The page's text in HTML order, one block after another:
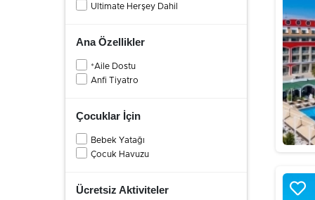
Ultimate Herşey Dahil
Ana Özellikler
*Aile Dostu
Anfi Tiyatro
Çocuklar İçin
Bebek Yatağı
Çocuk Havuzu
Ücretsiz Aktiviteler